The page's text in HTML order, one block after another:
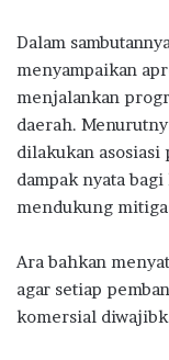
Dalam
menyampaikan
menjalankan
daerah.
dilakukan
dampak nyata
mendukung
Ara bahkan
agar setiap
komersial